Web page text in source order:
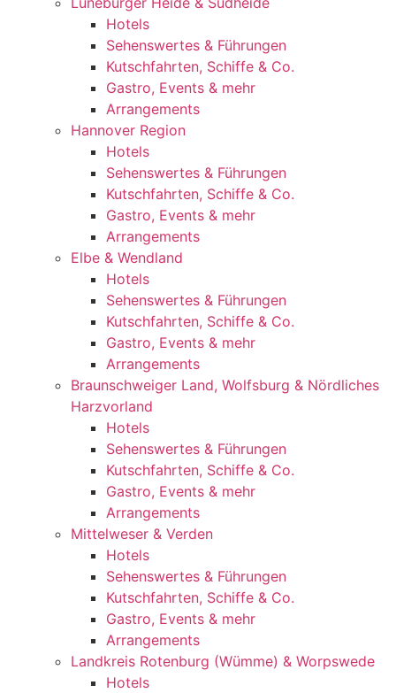
Hotels
Sehenswertes & Führungen
Kutschfahrten, Schiffe & Co.
Gastro, Events & mehr
Arrangements
Hannover Region
Hotels
Sehenswertes & Führungen
Kutschfahrten, Schiffe & Co.
Gastro, Events & mehr
Arrangements
Elbe & Wendland
Hotels
Sehenswertes & Führungen
Kutschfahrten, Schiffe & Co.
Gastro, Events & mehr
Arrangements
Braunschweiger Land, Wolfsburg & Nördliches
Harzvorland
Hotels
Sehenswertes & Führungen
Kutschfahrten, Schiffe & Co.
Gastro, Events & mehr
Arrangements
Mittelweser & Verden
Hotels
Sehenswertes & Führungen
Kutschfahrten, Schiffe & Co.
Gastro, Events & mehr
Arrangements
Landkreis Rotenburg (Wümme) & Worpswede
Hotels